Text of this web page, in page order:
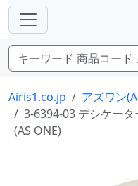
Airis1.co.jp
アズワン
3-6394-03 デシケー
(AS ONE)